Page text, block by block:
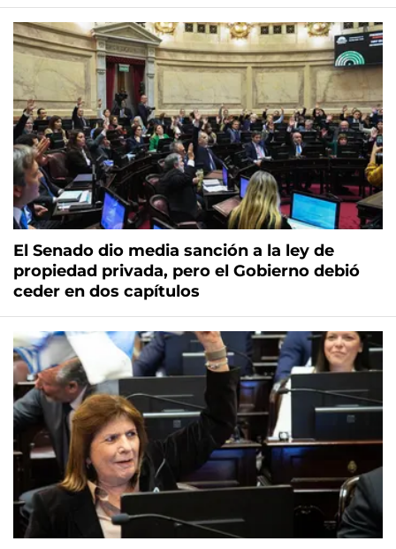
El Senado dio media sanción a la ley de
propiedad privada, pero el Gobierno debió
ceder en dos capítulos